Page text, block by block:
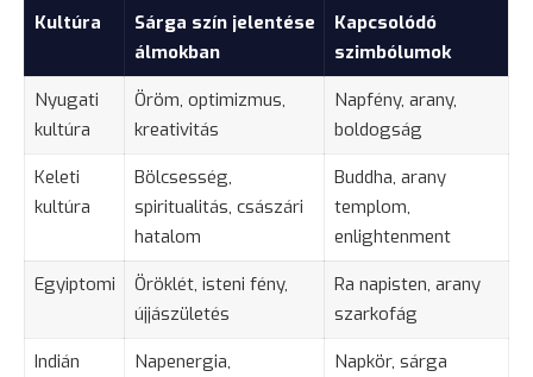
Kultúra
Sárga szín jelentése
álmokban
Kapcsolódó
szimbólumok
Nyugati
kultúra
Öröm, optimizmus,
kreativitás
Napfény, arany,
boldogság
Keleti
kultúra
Bölcsesség,
spiritualitás, császári
hatalom
Buddha, arany
templom,
enlightenment
Egyiptomi
Öröklét, isteni fény,
újjászületés
Ra napisten, arany
szarkofág
Indián
Napenergia,
Napkör, sárga